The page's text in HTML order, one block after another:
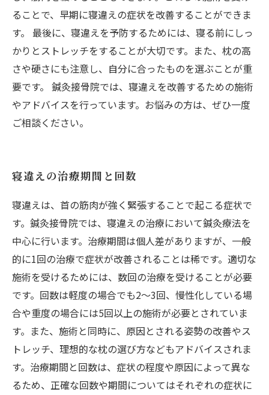
ることで、早期に寝違えの症状を改善することができま
す。 最後に、寝違えを予防するためには、寝る前にしっ
かりとストレッチをすることが大切です。また、枕の高
さや硬さにも注意し、自分に合ったものを選ぶことが重
要です。 鍼灸接骨院では、寝違えを改善するための施術
やアドバイスを行っています。お悩みの方は、ぜひ一度
ご相談ください。
寝違えの治療期間と回数
寝違えは、首の筋肉が強く緊張することで起こる症状で
す。鍼灸接骨院では、寝違えの治療において鍼灸療法を
中心に行います。治療期間は個人差がありますが、一般
的に1回の治療で症状が改善されることは稀です。適切な
施術を受けるためには、数回の治療を受けることが必要
です。回数は軽度の場合でも2〜3回、慢性化している場
合や重度の場合には5回以上の施術が必要とされていま
す。また、施術と同時に、原因とされる姿勢の改善やス
トレッチ、理想的な枕の選び方などもアドバイスされま
す。治療期間と回数は、症状の程度や原因によって異な
るため、正確な回数や期間についてはそれぞれの症状に